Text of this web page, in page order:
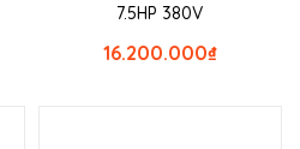
7.5HP 380V
₫
16.200.000